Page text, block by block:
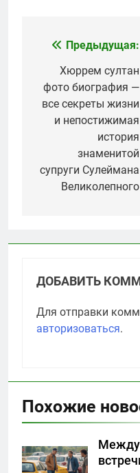
Навигация
записям
Предыдущая:
Хюррем султан
фото биография —
все секреты жизни
и непостижимая
история
знаменитой
супруги Сулеймана
Великолепного
ДОБАВИТЬ
Для отправки
авторизоваться.
Похожие